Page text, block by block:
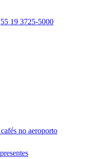
55 19 3725-5000
no aeroporto